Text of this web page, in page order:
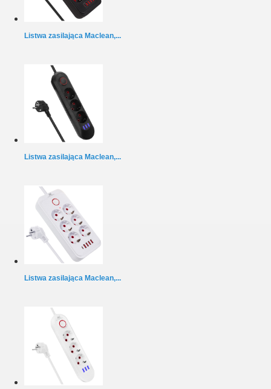
Listwa zasilająca Maclean,...
Listwa zasilająca Maclean,...
Listwa zasilająca Maclean,...